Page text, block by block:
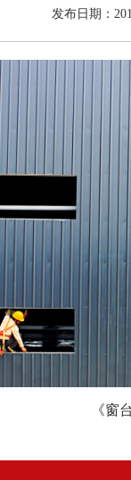
发布日期：
《窗